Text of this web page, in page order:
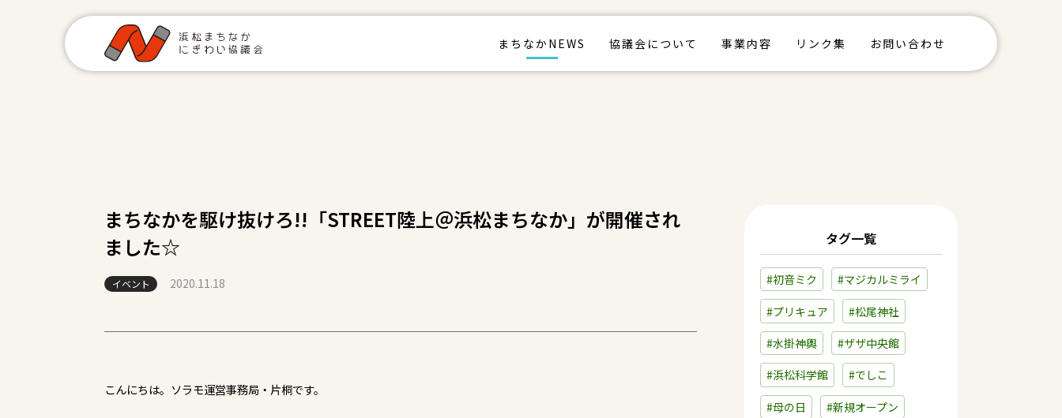
まちなかNEWS 協議会について 事業内容 リンク集 お問い合わせ
まちなかを駆け抜けろ!!「STREET陸上＠浜松まちなか」が開催され
ました☆
イベント 2020.11.18
こんにちは。ソラモ運営事務局・片桐です。
タグ一覧
#初音ミク #マジカルミライ
#プリキュア #松尾神社
#水掛神輿 #ザザ中央館
#浜松科学館 #でしこ
#母の日 #新規オープン